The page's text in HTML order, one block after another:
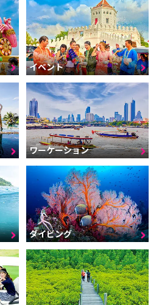
イベント
ワーケーション
ダイビング